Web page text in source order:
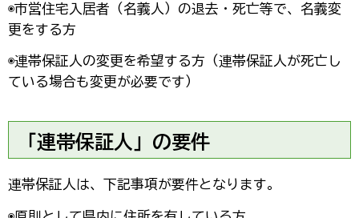
◉市営住宅入居者（名義人）の退去・死亡等で、名義変
更をする方
◉連帯保証人の変更を希望する方（連帯保証人が死亡し
ている場合も変更が必要です）
「連帯保証人」の要件
連帯保証人は、下記事項が要件となります。